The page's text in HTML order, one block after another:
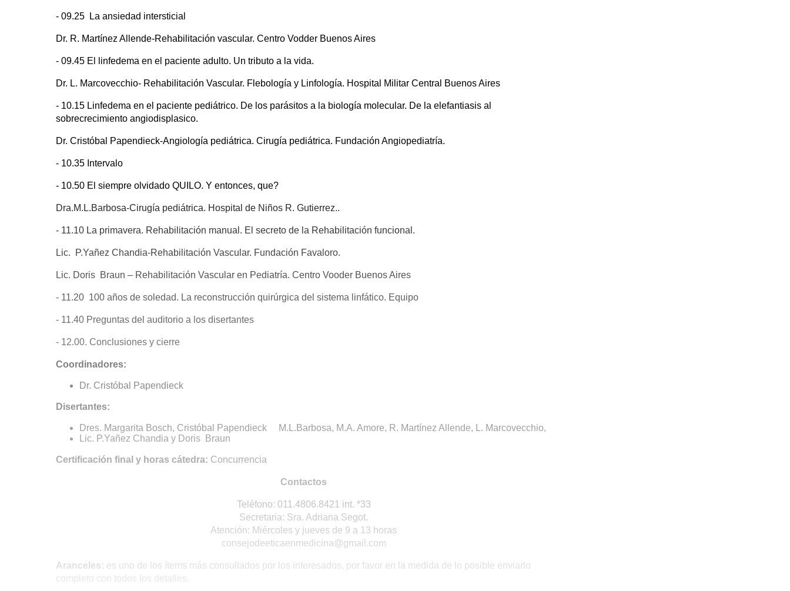
- 09.25 La ansiedad intersticial
Dr. R. Martínez Allende-Rehabilitación vascular. Centro Vodder Buenos Aires
- 09.45 El linfedema en el paciente adulto. Un tributo a la vida.
Dr. L. Marcovecchio- Rehabilitación Vascular. Flebología y Linfología. Hospital Militar Central Buenos Aires
- 10.15 Linfedema en el paciente pediátrico. De los parásitos a la biología molecular. De la elefantiasis al
sobrecrecimiento angiodisplasico.
Dr. Cristóbal Papendieck-Angiología pediátrica. Cirugía pediátrica. Fundación Angiopediatría.
- 10.35 Intervalo
- 10.50 El siempre olvidado QUILO. Y entonces, que?
Dra.M.L.Barbosa-Cirugía pediátrica. Hospital de Niños R. Gutierrez..
- 11.10 La primavera. Rehabilitación manual. El secreto de la Rehabilitación funcional.
Lic. P.Yañez Chandia-Rehabilitación Vascular. Fundación Favaloro.
Lic. Doris Braun – Rehabilitación Vascular en Pediatría. Centro Vooder Buenos Aires
- 11.20 100 años de soledad. La reconstrucción quirúrgica del sistema linfático. Equipo
- 11.40 Preguntas del auditorio a los disertantes
- 12.00. Conclusiones y cierre
Coordinadores:
Dr. Cristóbal Papendieck
Disertantes:
Dres. Margarita Bosch, Cristóbal Papendieck M.L.Barbosa, M.A. Amore, R. Martínez Allende, L. Marcovecchio,
Lic. P.Yañez Chandia y Doris Braun
Certificación final y horas cátedra: Concurrencia
Contactos
Teléfono: 011.4806.8421 int. *33
Secretaria: Sra. Adriana Segot.
Atención: Miércoles y jueves de 9 a 13 horas
consejodeeticaenmedicina@gmail.com
Aranceles: es uno de los ítems más consultados por los interesados, por favor en la medida de lo posible enviarlo
completo con todos los detalles.